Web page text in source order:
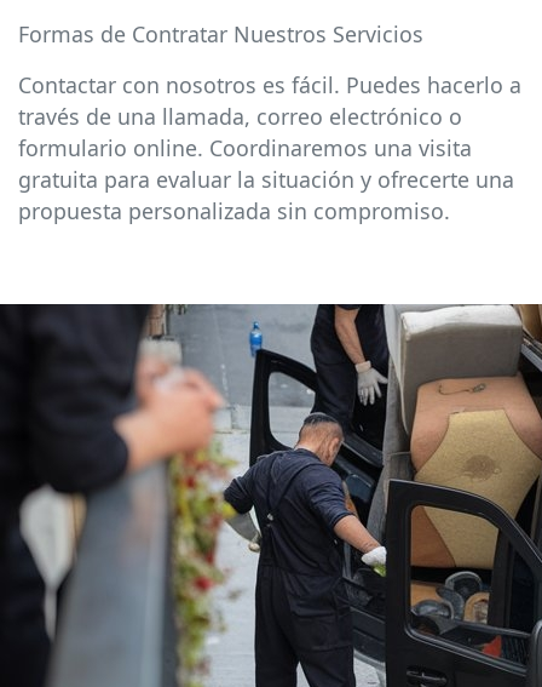
Formas de Contratar Nuestros Servicios
Contactar con nosotros es fácil. Puedes hacerlo a
través de una llamada, correo electrónico o
formulario online. Coordinaremos una visita
gratuita para evaluar la situación y ofrecerte una
propuesta personalizada sin compromiso.